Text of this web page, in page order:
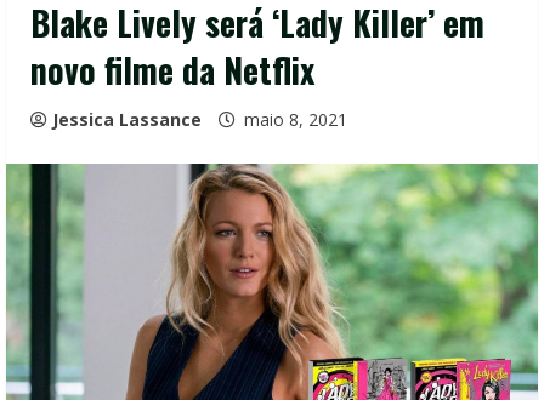
Blake Lively será ‘Lady Killer’ em
novo filme da Netflix
Jessica Lassance maio 8, 2021